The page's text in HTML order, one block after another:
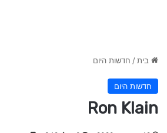
בית/ חדשות היום
חדשות היום
Ron Klain